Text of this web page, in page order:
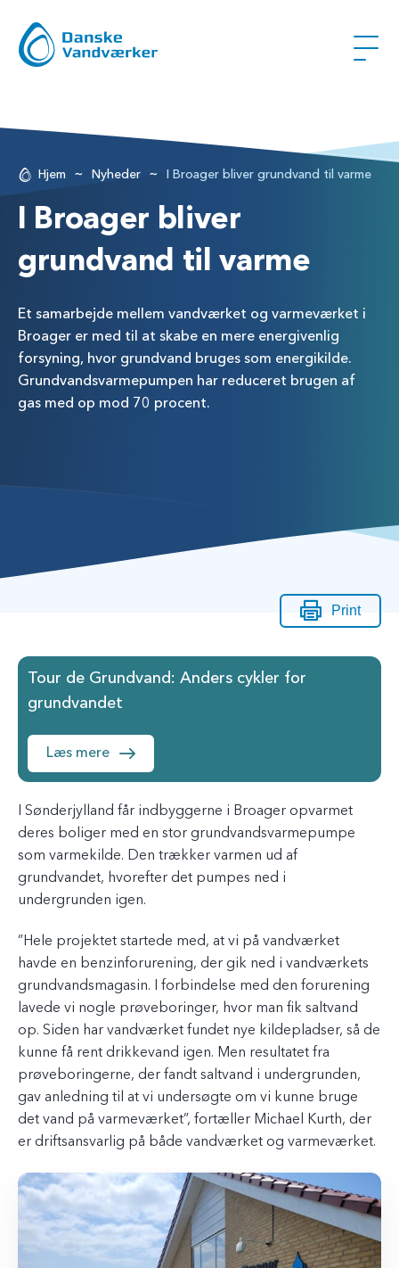
Hjem ~ Nyheder ~ I Broager bliver grundvand til varme
I Broager bliver
grundvand til varme
Et samarbejde mellem vandværket og varmeværket i
Broager er med til at skabe en mere energivenlig
forsyning, hvor grundvand bruges som energikilde.
Grundvandsvarmepumpen har reduceret brugen af
gas med op mod 70 procent.
Print
Tour de Grundvand: Anders cykler for
grundvandet
Læs mere
I Sønderjylland får indbyggerne i Broager opvarmet
deres boliger med en stor grundvandsvarmepumpe
som varmekilde. Den trækker varmen ud af
grundvandet, hvorefter det pumpes ned i
undergrunden igen.
”Hele projektet startede med, at vi på vandværket
havde en benzinforurening, der gik ned i vandværkets
grundvandsmagasin. I forbindelse med den forurening
lavede vi nogle prøveboringer, hvor man fik saltvand
op. Siden har vandværket fundet nye kildepladser, så de
kunne få rent drikkevand igen. Men resultatet fra
prøveboringerne, der fandt saltvand i undergrunden,
gav anledning til at vi undersøgte om vi kunne bruge
det vand på varmeværket”, fortæller Michael Kurth, der
er driftsansvarlig på både vandværket og varmeværket.